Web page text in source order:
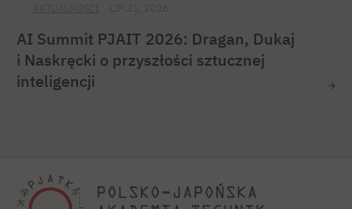
AI Summit PJAIT 2026: Dragan, Dukaj
i Naskręcki o przyszłości sztucznej
inteligencji